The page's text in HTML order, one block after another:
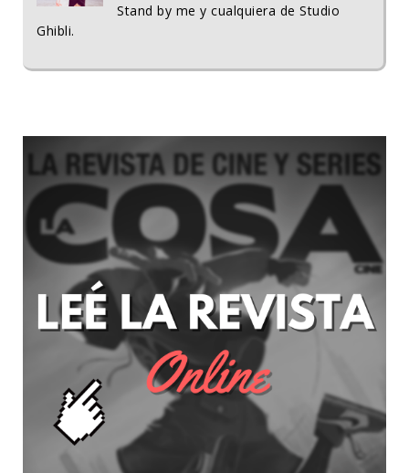
Stand by me y cualquiera de Studio
Ghibli.